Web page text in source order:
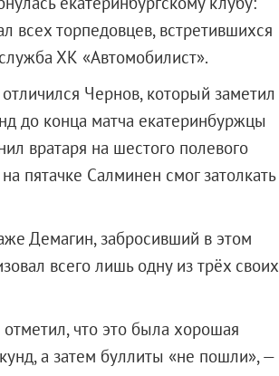
всех торпедовцев, встретившихся
ХК «Автомобилист».
Чернов, который заметил
до конца матча екатеринбуржцы
вратаря на шестого полевого
пятачке Салминен смог затолкать
Демагин, забросивший в этом
всего лишь одну из трёх своих
что это была хорошая
а затем буллиты «не пошли», —